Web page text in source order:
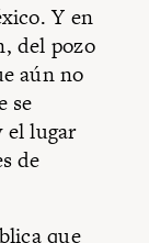
Y en
del pozo
aún no
se
el lugar
de
que